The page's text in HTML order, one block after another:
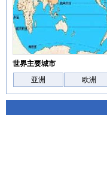
世界主要城市
亚洲
欧洲